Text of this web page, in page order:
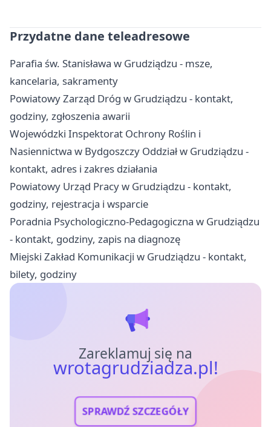
Przydatne dane teleadresowe
Parafia św. Stanisława w Grudziądzu - msze,
kancelaria, sakramenty
Powiatowy Zarząd Dróg w Grudziądzu - kontakt,
godziny, zgłoszenia awarii
Wojewódzki Inspektorat Ochrony Roślin i
Nasiennictwa w Bydgoszczy Oddział w Grudziądzu -
kontakt, adres i zakres działania
Powiatowy Urząd Pracy w Grudziądzu - kontakt,
godziny, rejestracja i wsparcie
Poradnia Psychologiczno-Pedagogiczna w Grudziądzu
- kontakt, godziny, zapis na diagnozę
Miejski Zakład Komunikacji w Grudziądzu - kontakt,
bilety, godziny
Zareklamuj się na
wrotagrudziadza.pl!
SPRAWDŹ SZCZEGÓŁY